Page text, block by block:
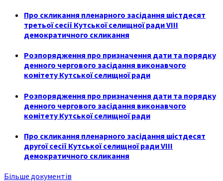
Про скликання пленарного засідання шістдесят
третьої сесії Кутської селищної ради VIII
демократичного скликання
Розпорядження про призначення дати та порядку
денного чергового засідання виконавчого
комітету Кутської селищної ради
Розпорядження про призначення дати та порядку
денного чергового засідання виконавчого
комітету Кутської селищної ради
Про скликання пленарного засідання шістдесят
другої сесії Кутської селищної ради VIII
демократичного скликання
Більше документів